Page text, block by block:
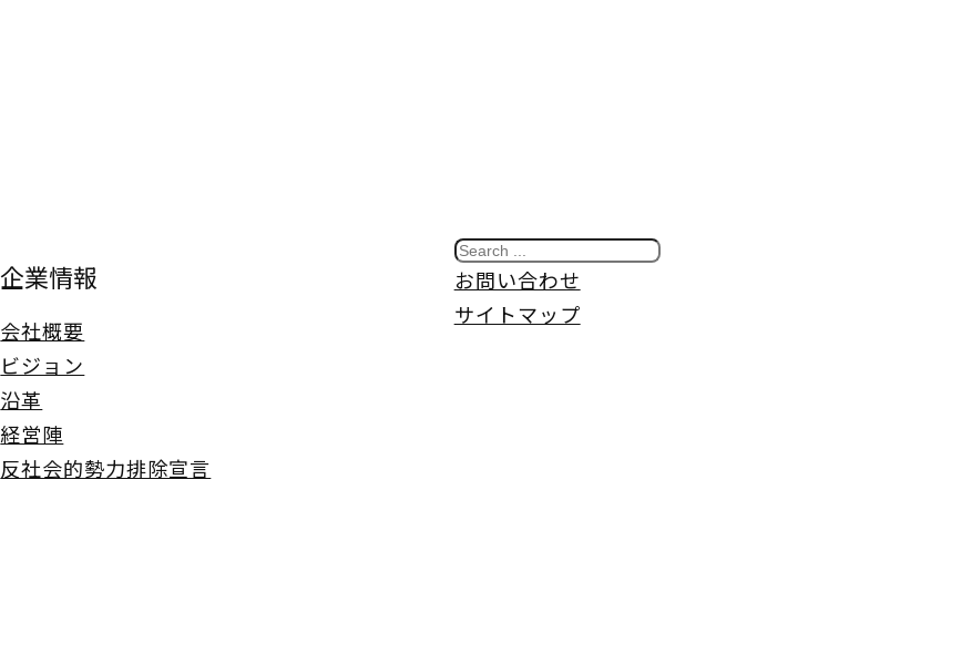
企業情報
会社概要
ビジョン
沿革
経営陣
反社会的勢力排除宣言
S
e
a
お問い合わせ
サイトマップ